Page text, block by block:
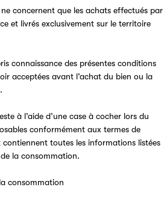
concernent que les achats effectués par
et livrés exclusivement sur le territoire
connaissance des présentes conditions
acceptées avant l’achat du bien ou la
à l’aide d’une case à cocher lors du
conformément aux termes de
contiennent toutes les informations listées
la consommation.
consommation